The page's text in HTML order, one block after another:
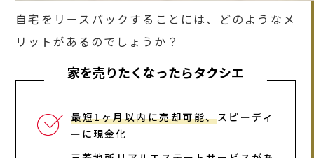
自宅をリースバックすることには、どのようなメ
リットがあるのでしょうか？
家を売りたくなったらタクシエ
最短1ヶ月以内に売却可能、スピーディ
ーに現金化